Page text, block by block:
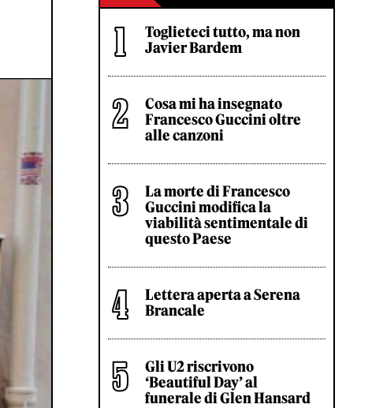
Toglieteci tutto, ma non
Javier Bardem
Cosa mi ha insegnato
Francesco Guccini oltre
alle canzoni
La morte di Francesco
Guccini modifica la
viabilità sentimentale di
questo Paese
Lettera aperta a Serena
Brancale
Gli U2 riscrivono
‘Beautiful Day’ al
funerale di Glen Hansard